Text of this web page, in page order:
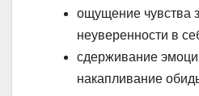
ощущение чувства
неуверенности в
сдерживание
накапливание